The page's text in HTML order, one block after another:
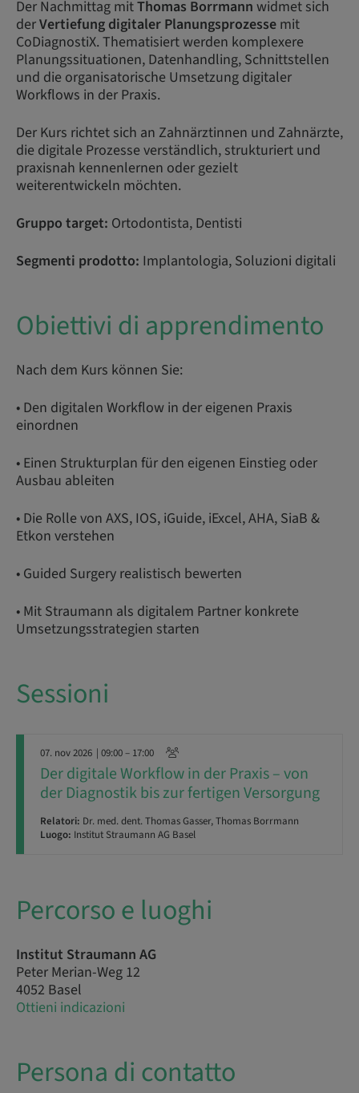
Der Nachmittag mitThomas Borrmann widmet sich
derVertiefung digitaler Planungsprozesse mit
CoDiagnostiX. Thematisiert werden komplexere
Planungssituationen, Datenhandling, Schnittstellen
und die organisatorische Umsetzung digitaler
Workflows in der Praxis.
Der Kurs richtet sich an Zahnärztinnen und Zahnärzte,
die digitale Prozesse verständlich, strukturiert und
praxisnah kennenlernen oder gezielt
weiterentwickeln möchten.
Gruppo target: Ortodontista, Dentisti
Segmenti prodotto: Implantologia, Soluzioni digitali
Obiettivi di apprendimento
Nach dem Kurs können Sie:
• Den digitalen Workflow in der eigenen Praxis
einordnen
• Einen Strukturplan für den eigenen Einstieg oder
Ausbau ableiten
• Die Rolle von AXS, IOS, iGuide, iExcel, AHA, SiaB &
Etkon verstehen
• Guided Surgery realistisch bewerten
• Mit Straumann als digitalem Partner konkrete
Umsetzungsstrategien starten
Sessioni
07. nov 2026 | 09:00 – 17:00
Der digitale Workflow in der Praxis – von
der Diagnostik bis zur fertigen Versorgung
Relatori: Dr. med. dent. Thomas Gasser, Thomas Borrmann
Luogo: Institut Straumann AG Basel
Percorso e luoghi
Institut Straumann AG
Peter Merian-Weg 12
4052 Basel
Ottieni indicazioni
Persona di contatto